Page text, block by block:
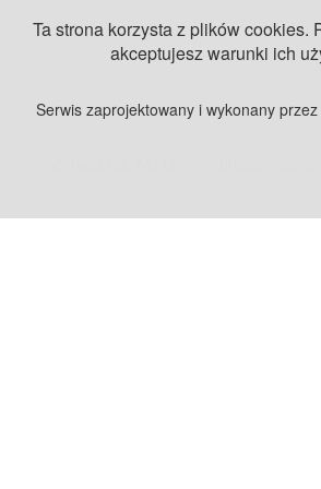
Ta strona korzysta z plików cookies.
akceptujesz warunki ich
Serwis zaprojektowany i wykonany